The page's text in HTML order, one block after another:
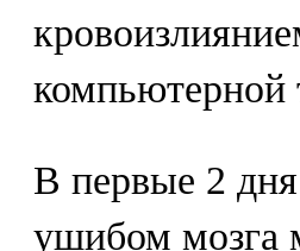
компьютерной
В первые 2
ушибом мозга